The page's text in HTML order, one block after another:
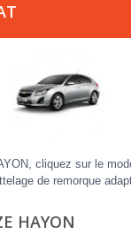
cliquez sur le
de remorque
HAYON